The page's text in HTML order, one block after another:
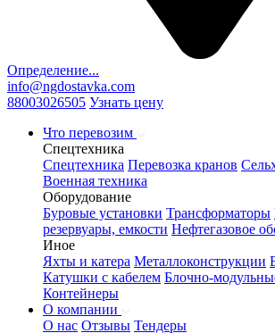
Определение...
info@ngdostavka.com
88003026505 Узнать цену
Что перевозим
Спецтехника
Спецтехника Перевозка кранов
Военная техника
Оборудование
Буровые установки Трансформаторы
резервуары, емкости Нефтегазовое
Иное
Яхты и катера Металлоконструкции
Катушки с кабелем Блочно-
Контейнеры
О компании
О нас Отзывы Тендеры